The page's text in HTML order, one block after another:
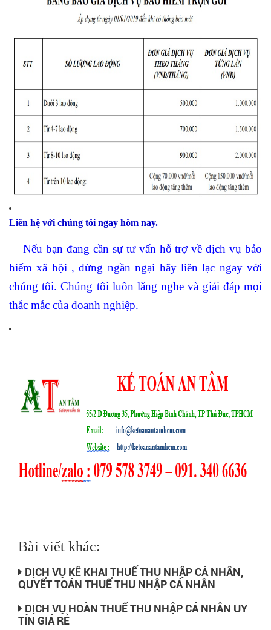
Liên hệ với chúng tôi ngay hôm nay.
Nếu bạn đang cần sự tư vấn hỗ trợ về dịch vụ bảo
hiểm xã hội , đừng ngần ngại hãy liên lạc ngay với
chúng tôi. Chúng tôi luôn lắng nghe và giải đáp mọi
thắc mắc của doanh nghiệp.
Bài viết khác:
DỊCH VỤ KÊ KHAI THUẾ THU NHẬP CÁ NHÂN,
QUYẾT TOÁN THUẾ THU NHẬP CÁ NHÂN
DỊCH VỤ HOÀN THUẾ THU NHẬP CÁ NHÂN UY
TÍN GIÁ RẺ